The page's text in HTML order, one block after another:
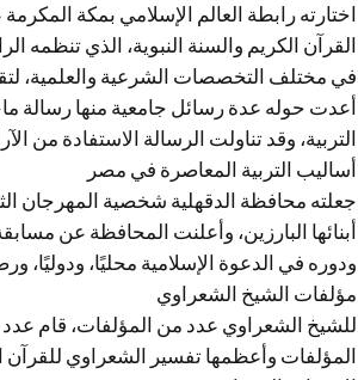
اختارته رابطة العالم الإسلامي بمكة
القرآن الكريم والسنة النبوية، الذي
في مختلف التخصصات الشرعية والعلمية،
أعدت حوله عدة رسائل جامعية منها رسالة
التربية، وقد تناولت الرسالة الاستفادة من
أساليب التربية المعاصرة في مصر
أبنائها البارزين، وأعلنت المحافظة عن
ودوره في الدعوة الإسلامية محليًا، ودوليًا،
مؤلفات الشيخ الشعراوي
للشيخ الشعراوي عدد من المؤلفات، قام
المؤلفات وأعظمها تفسير الشعراوي للقرآن